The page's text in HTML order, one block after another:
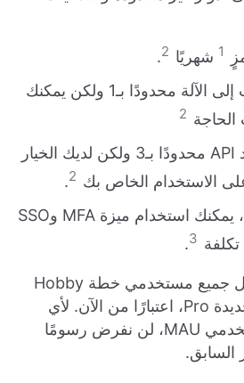
1 شهريًا 2
.
لا يزال عدد الآلات إلى الآلة محدودًا بـ1 ولكن يمكنك
2
لا يزال عدد موارد API محدودًا بـ3 ولكن لديك الخيار
على الاستخدام الخاص بك 2
.
خلال مرحلة البيتا، يمكنك استخدام ميزة MFA وSSO
3
.
سوف نقوم تلقائيًا بنقل جميع مستخدمي خطة Hobby
الحالية إلى الخطة الجديدة Pro، اعتبارًا من الآن. لأي
استخدام متبقي لمستخدمي MAU، لن نفرض رسومًا
السابق.